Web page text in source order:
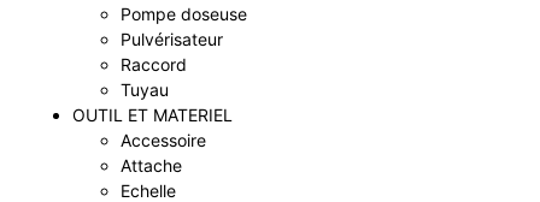
Pompe doseuse
Pulvérisateur
Raccord
Tuyau
OUTIL ET MATERIEL
Accessoire
Attache
Echelle